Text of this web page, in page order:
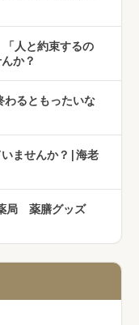
「人と約束するの
か？
わるともったいな
いませんか？|海老
局 薬膳グッズ